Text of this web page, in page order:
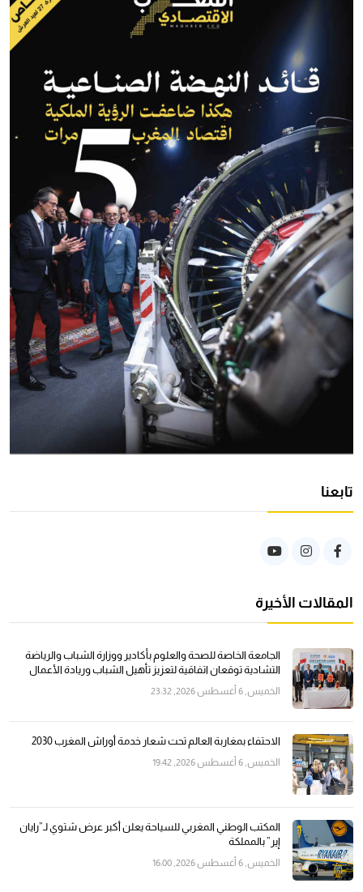
تابعنا
المقالات الأخيرة
الجامعة الخاصة للصحة والعلوم بأكادير ووزارة الشباب والرياضة
التشادية توقعان اتفاقية لتعزيز تأهيل الشباب وريادة الأعمال
الخميس, 6 أغسطس 2026, 23:32
الاحتفاء بمغاربة العالم تحت شعار خدمة أوراش المغرب 2030
الخميس, 6 أغسطس 2026, 19:42
المكتب الوطني المغربي للسياحة يعلن أكبر عرض شتوي لـ”رايان
إير” بالمملكة
الخميس, 6 أغسطس 2026, 16:00